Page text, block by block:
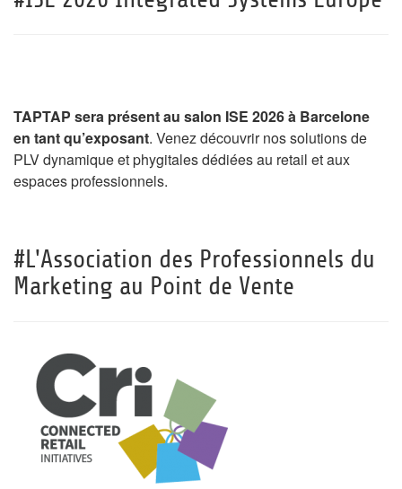
TAPTAP sera présent au salon ISE 2026 à Barcelone
en tant qu’exposant. Venez découvrir nos solutions de
PLV dynamique et phygitales dédiées au retail et aux
espaces professionnels.
#L'Association des Professionnels du
Marketing au Point de Vente